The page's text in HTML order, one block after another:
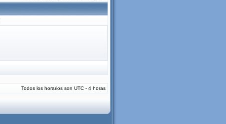
Todos los horarios son UTC - 4 horas